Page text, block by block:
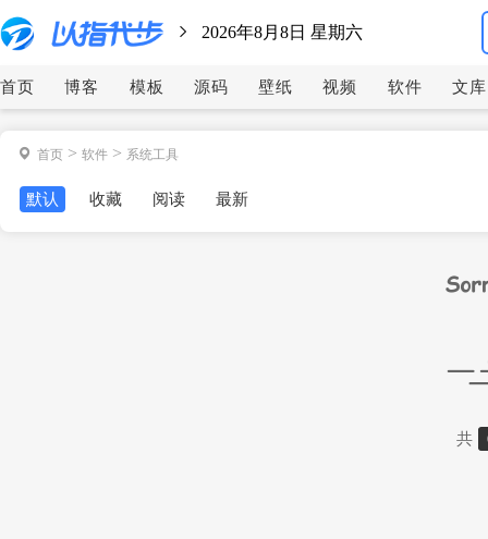
2026年8月8日 星期六
首页 博客 模板 源码 壁纸 视频 软件 文库
首页 > 软件 > 系统工具
默认 收藏 阅读 最新
共